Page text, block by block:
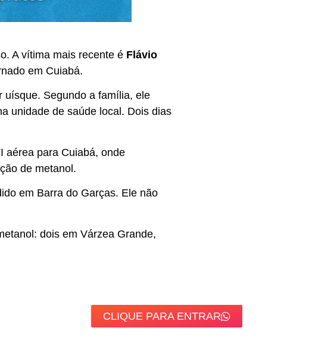
A vítima mais recente é Flávio
em Cuiabá.
uísque. Segundo a família, ele
unidade de saúde local. Dois dias
aérea para Cuiabá, onde
de metanol.
em Barra do Garças. Ele não
dois em Várzea Grande,
CLIQUE PARA ENTRAR